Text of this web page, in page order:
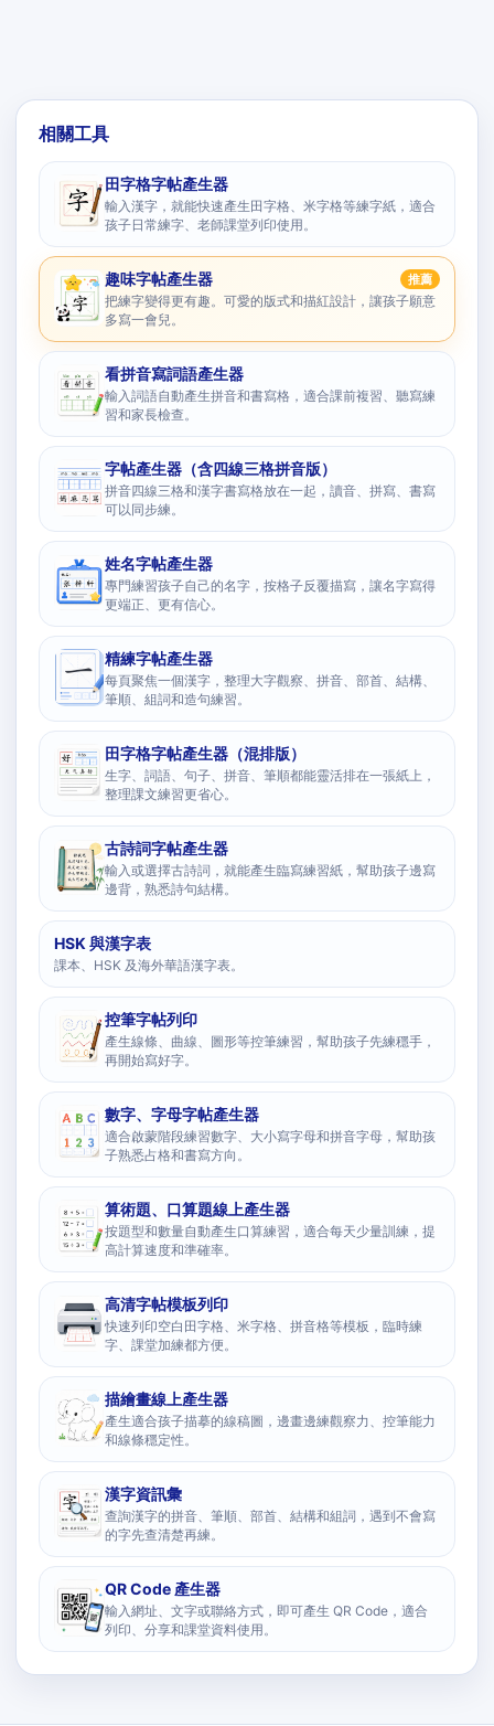
相關工具
田字格字帖產生器
輸入漢字，就能快速產生田字格、米字格等練字紙，適合
孩子日常練字、老師課堂列印使用。
趣味字帖產生器 推薦
把練字變得更有趣。可愛的版式和描紅設計，讓孩子願意
多寫一會兒。
看拼音寫詞語產生器
輸入詞語自動產生拼音和書寫格，適合課前複習、聽寫練
習和家長檢查。
字帖產生器（含四線三格拼音版）
拼音四線三格和漢字書寫格放在一起，讀音、拼寫、書寫
可以同步練。
姓名字帖產生器
專門練習孩子自己的名字，按格子反覆描寫，讓名字寫得
更端正、更有信心。
精練字帖產生器
每頁聚焦一個漢字，整理大字觀察、拼音、部首、結構、
筆順、組詞和造句練習。
田字格字帖產生器（混排版）
生字、詞語、句子、拼音、筆順都能靈活排在一張紙上，
整理課文練習更省心。
古詩詞字帖產生器
輸入或選擇古詩詞，就能產生臨寫練習紙，幫助孩子邊寫
邊背，熟悉詩句結構。
HSK 與漢字表
課本、HSK 及海外華語漢字表。
控筆字帖列印
產生線條、曲線、圖形等控筆練習，幫助孩子先練穩手，
再開始寫好字。
數字、字母字帖產生器
適合啟蒙階段練習數字、大小寫字母和拼音字母，幫助孩
子熟悉占格和書寫方向。
算術題、口算題線上產生器
按題型和數量自動產生口算練習，適合每天少量訓練，提
高計算速度和準確率。
高清字帖模板列印
快速列印空白田字格、米字格、拼音格等模板，臨時練
字、課堂加練都方便。
描繪畫線上產生器
產生適合孩子描摹的線稿圖，邊畫邊練觀察力、控筆能力
和線條穩定性。
漢字資訊彙
查詢漢字的拼音、筆順、部首、結構和組詞，遇到不會寫
的字先查清楚再練。
QR Code 產生器
輸入網址、文字或聯絡方式，即可產生 QR Code，適合
列印、分享和課堂資料使用。